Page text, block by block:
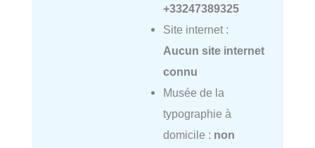
+33247389325
Site internet :
Aucun site internet
connu
Musée de la
typographie à
domicile : non